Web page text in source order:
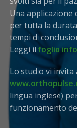
Una applicazione
per tutta la
tempi di
Leggi il foglio
Lo studio vi invita
lingua inglese)
funzionamento